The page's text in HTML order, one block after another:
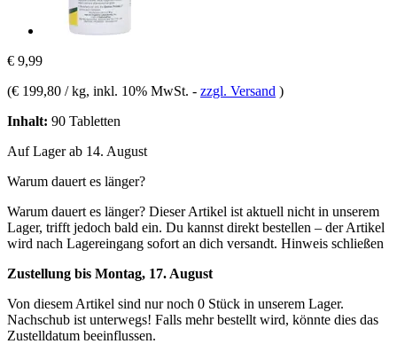
€ 9,99
(€ 199,80 / kg, inkl. 10% MwSt. - zzgl. Versand )
Inhalt: 90 Tabletten
Auf Lager ab 14. August
Warum dauert es länger?
Warum dauert es länger? Dieser Artikel ist aktuell nicht in unserem
Lager, trifft jedoch bald ein. Du kannst direkt bestellen – der Artikel
wird nach Lagereingang sofort an dich versandt. Hinweis schließen
Zustellung bis Montag, 17. August
Von diesem Artikel sind nur noch 0 Stück in unserem Lager.
Nachschub ist unterwegs! Falls mehr bestellt wird, könnte dies das
Zustelldatum beeinflussen.